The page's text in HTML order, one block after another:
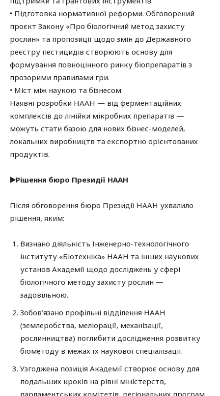
• Підготовка нормативної реформи. Обговорений
проєкт Закону «Про біологічний метод захисту
рослин» та пропозиції щодо змін до Державного
реєстру пестицидів створюють основу для
формування повноцінного ринку біопрепаратів з
прозорими правилами гри.
• Міст між наукою та бізнесом.
Наявні розробки НААН — від ферментаційних
комплексів до лінійки мікробних препаратів —
можуть стати базою для нових бізнес-моделей,
локальних виробництв та експортно орієнтованих
продуктів.
▶️Рішення бюро Президії НААН
Після обговорення бюро Президії НААН ухвалило
рішення, яким:
Визнано діяльність Інженерно-технологічного
інституту «Біотехніка» НААН та інших наукових
установ Академії щодо досліджень у сфері
біологічного методу захисту рослин —
задовільною.
Зобов’язано профільні відділення НААН
(землеробства, меліорації, механізації,
рослинництва) поглибити дослідження розвитку
біометоду в межах їх наукової спеціалізації.
Узгоджена позиція Академії створює основу для
подальших кроків на рівні міністерств,
парламентських комітетів, регіональних програм